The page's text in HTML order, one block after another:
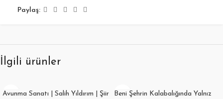
Paylaş:
İlgili ürünler
Avunma Sanatı | Salih Yıldırım | Şiir
Beni Şehrin Kalabalığında Yalnız